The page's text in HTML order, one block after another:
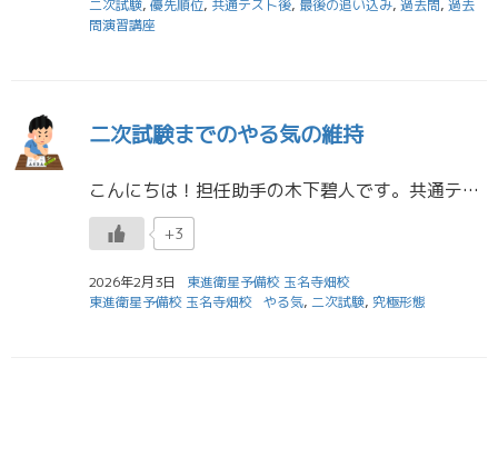
二次試験, 優先順位, 共通テスト後, 最後の追い込み, 過去問, 過去
問演習講座
二次試験までのやる気の維持
こんにちは！担任助手の木下碧人です。共通テストという大きな山を越え、いよいよ本当の決戦である「二次試験」が目前に迫ってきましたね。この時期、校舎にいる皆さんの表情を見ていると、大きく分けて2つの「メンタルの壁」にぶつかっ […]
+3
2026年2月3日
東進衛星予備校 玉名寺畑校
東進衛星予備校 玉名寺畑校 やる気, 二次試験, 究極形態